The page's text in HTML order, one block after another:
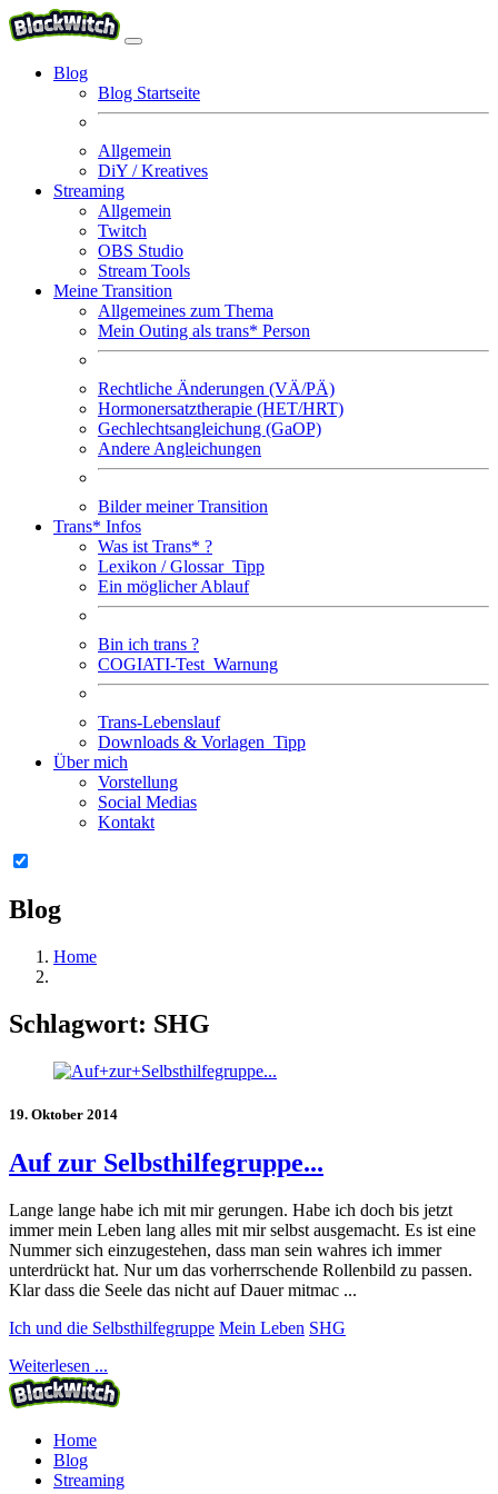
Blog
Blog Startseite
Allgemein
DiY / Kreatives
Streaming
Allgemein
Twitch
OBS Studio
Stream Tools
Meine Transition
Allgemeines zum Thema
Mein Outing als trans* Person
Rechtliche Änderungen (VÄ/PÄ)
Hormonersatztherapie (HET/HRT)
Gechlechtsangleichung (GaOP)
Andere Angleichungen
Bilder meiner Transition
Trans* Infos
Was ist Trans* ?
Lexikon / Glossar Tipp
Ein möglicher Ablauf
Bin ich trans ?
COGIATI-Test Warnung
Trans-Lebenslauf
Downloads & Vorlagen Tipp
Über mich
Vorstellung
Social Medias
Kontakt
Blog
Home
Schlagwort: SHG
19. Oktober 2014
Auf zur Selbsthilfegruppe...
Lange lange habe ich mit mir gerungen. Habe ich doch bis jetzt
immer mein Leben lang alles mit mir selbst ausgemacht. Es ist eine
Nummer sich einzugestehen, dass man sein wahres ich immer
unterdrückt hat. Nur um das vorherrschende Rollenbild zu passen.
Klar dass die Seele das nicht auf Dauer mitmac ...
Ich und die Selbsthilfegruppe Mein Leben SHG
Weiterlesen ...
Home
Blog
Streaming